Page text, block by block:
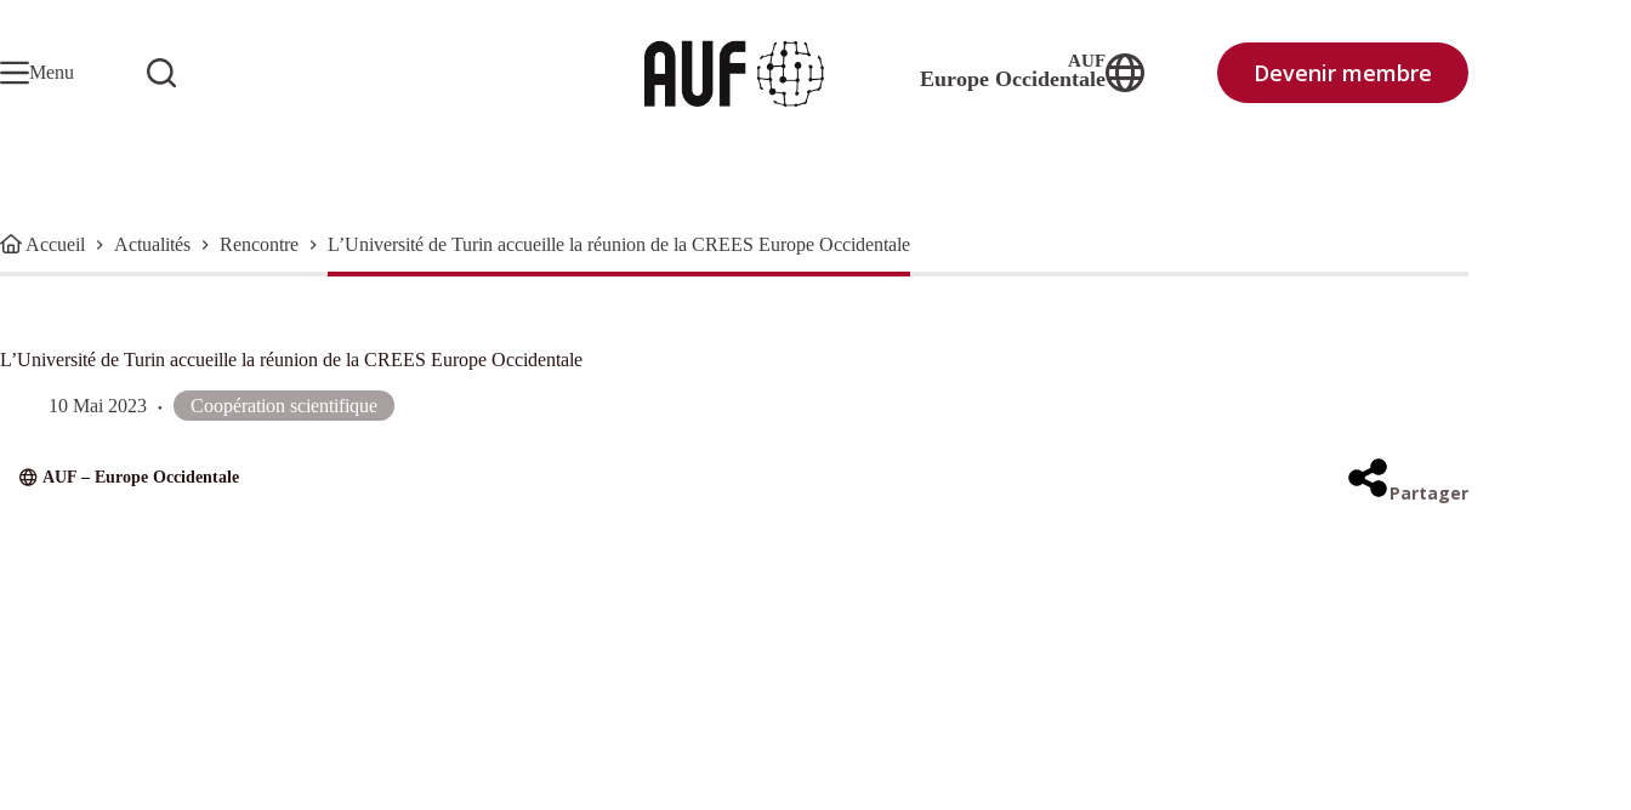
Menu
AUF
Europe Occidentale Devenir membre
Accueil Actualités Rencontre L’Université de Turin accueille la réunion de la CREES Europe Occidentale
L’Université de Turin accueille la réunion de la CREES Europe Occidentale
10 Mai 2023 Coopération scientifique
AUF – Europe Occidentale
Partager